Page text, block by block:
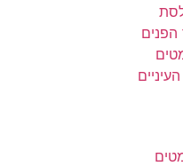
הפנים